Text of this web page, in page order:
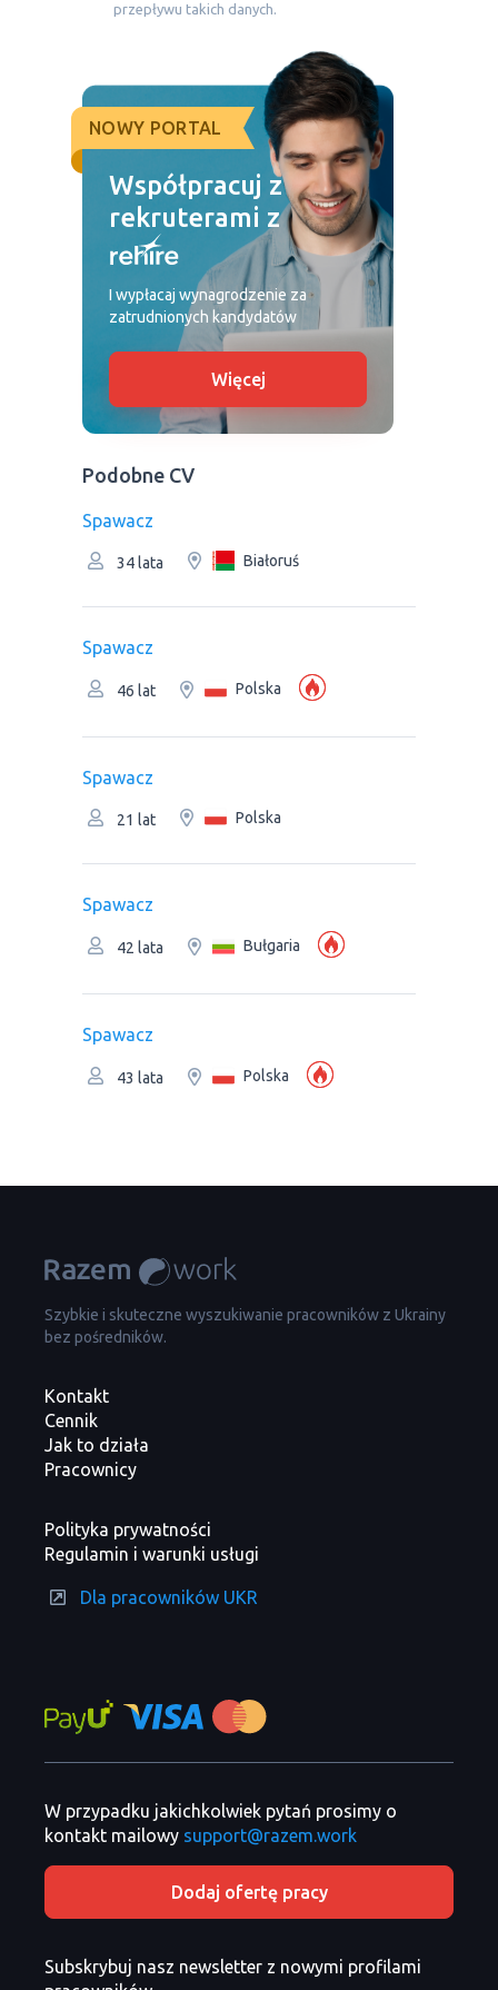
przepływu takich danych.
NOWY PORTAL
Współpracuj z
rekruterami z
I wypłacaj wynagrodzenie za
zatrudnionych kandydatów
Więcej
Podobne CV
Spawacz
34 lata Białoruś
Spawacz
46 lat Polska
Spawacz
21 lat Polska
Spawacz
42 lata Bułgaria
Spawacz
43 lata Polska
Szybkie i skuteczne wyszukiwanie pracowników z Ukrainy
bez pośredników.
Kontakt
Cennik
Jak to działa
Pracownicy
Polityka prywatności
Regulamin i warunki usługi
Dla pracowników UKR
W przypadku jakichkolwiek pytań prosimy o
kontakt mailowy support@razem.work
Dodaj ofertę pracy
Subskrybuj nasz newsletter z nowymi profilami